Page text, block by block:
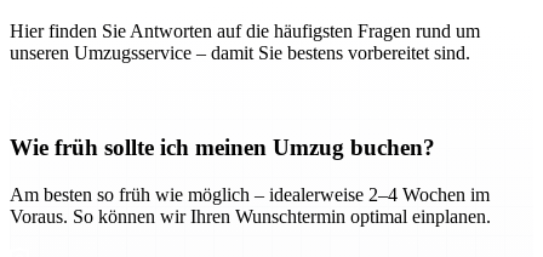
Hier finden Sie Antworten auf die häufigsten Fragen rund um
unseren Umzugsservice – damit Sie bestens vorbereitet sind.
Wie früh sollte ich meinen Umzug buchen?
Am besten so früh wie möglich – idealerweise 2–4 Wochen im
Voraus. So können wir Ihren Wunschtermin optimal einplanen.